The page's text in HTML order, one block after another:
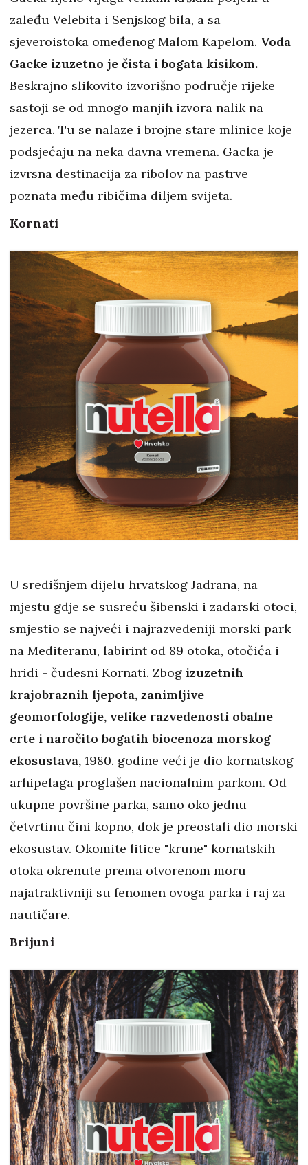
zaleđu Velebita i Senjskog bila, a sa
sjeveroistoka omeđenog Malom Kapelom. Voda
Gacke izuzetno je čista i bogata kisikom.
Beskrajno slikovito izvorišno područje rijeke
sastoji se od mnogo manjih izvora nalik na
jezerca. Tu se nalaze i brojne stare mlinice koje
podsjećaju na neka davna vremena. Gacka je
izvrsna destinacija za ribolov na pastrve
poznata među ribičima diljem svijeta.
Kornati
U središnjem dijelu hrvatskog Jadrana, na
mjestu gdje se susreću šibenski i zadarski otoci,
smjestio se najveći i najrazvedeniji morski park
na Mediteranu, labirint od 89 otoka, otočića i
hridi - čudesni Kornati. Zbog izuzetnih
krajobraznih ljepota, zanimljive
geomorfologije, velike razvedenosti obalne
crte i naročito bogatih biocenoza morskog
ekosustava, 1980. godine veći je dio kornatskog
arhipelaga proglašen nacionalnim parkom. Od
ukupne površine parka, samo oko jednu
četvrtinu čini kopno, dok je preostali dio morski
ekosustav. Okomite litice "krune" kornatskih
otoka okrenute prema otvorenom moru
najatraktivniji su fenomen ovoga parka i raj za
nautičare.
Brijuni